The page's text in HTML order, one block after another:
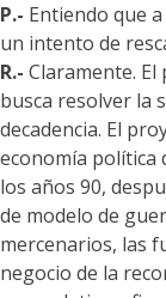
P.- Entiendo que
un intento de
R.- Claramente. El
busca resolver la
decadencia. El
economía política
los años 90,
de modelo de
mercenarios, las
negocio de la